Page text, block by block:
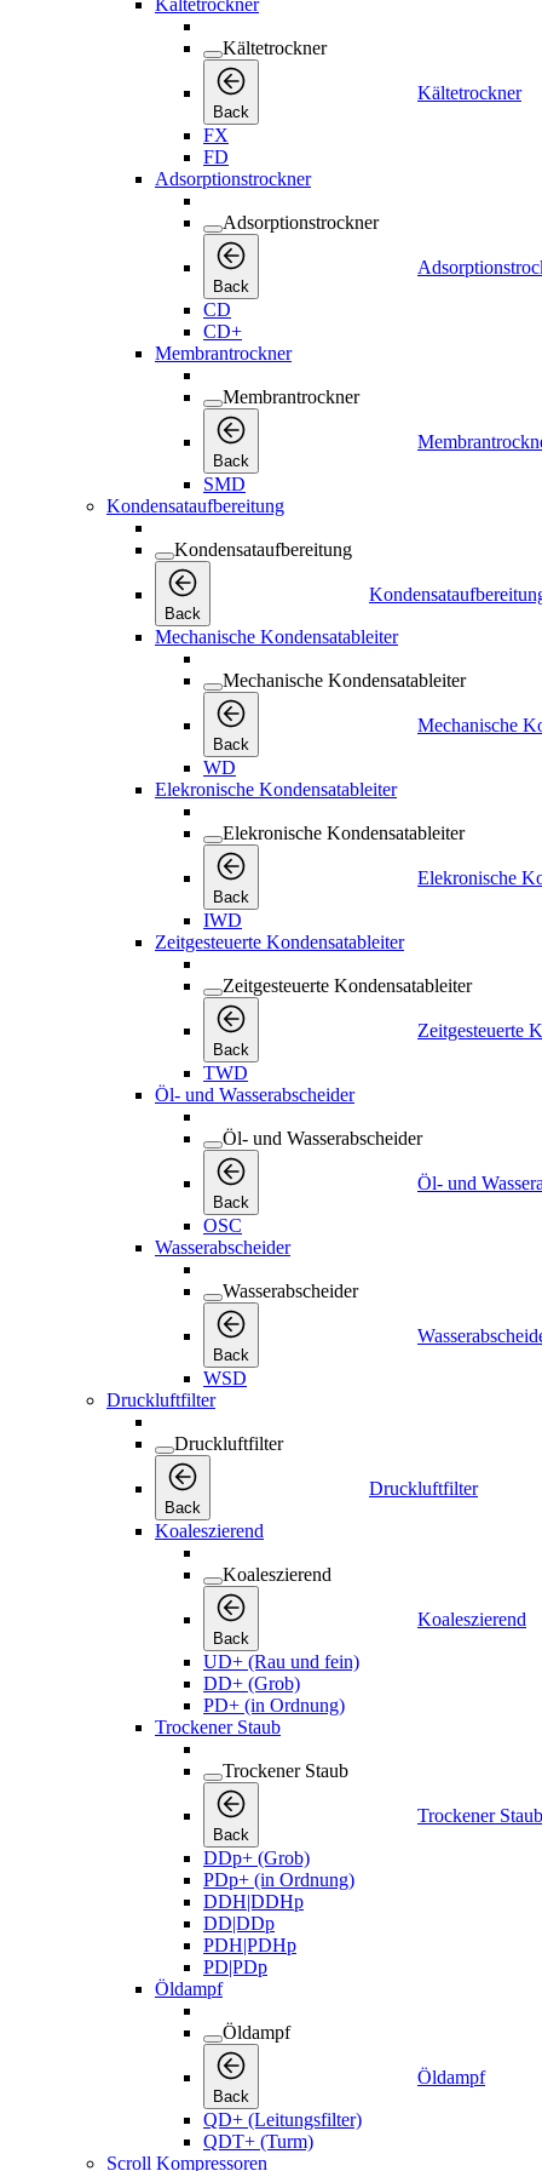
Kältetrockner
Kältetrockner
Back
Kältetrockner
FX
FD
Adsorptionstrockner
Adsorptionstrockner
Back
CD
CD+
Membrantrockner
Membrantrockner
Back
SMD
Kondensataufbereitung
Kondensataufbereitung
Back
Mechanische Kondensatableiter
Mechanische Kondensatableiter
Back
Mechanische
WD
Elekronische Kondensatableiter
Elekronische Kondensatableiter
Back
Elekronische
IWD
Zeitgesteuerte Kondensatableiter
Zeitgesteuerte Kondensatableiter
Back
Zeitgesteuerte
TWD
Öl- und Wasserabscheider
Öl- und Wasserabscheider
Back
Öl- und
OSC
Wasserabscheider
Wasserabscheider
Back
WSD
Druckluftfilter
Druckluftfilter
Back
Druckluftfilter
Koaleszierend
Koaleszierend
Back
Koaleszierend
UD+ (Rau und fein)
DD+ (Grob)
PD+ (in Ordnung)
Trockener Staub
Trockener Staub
Back
Trockener Staub
DDp+ (Grob)
PDp+ (in Ordnung)
DDH|DDHp
DD|DDp
PDH|PDHp
PD|PDp
Öldampf
Öldampf
Back
Öldampf
QD+ (Leitungsfilter)
QDT+ (Turm)
Scroll Kompressoren